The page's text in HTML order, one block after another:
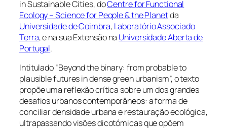
in Sustainable Cities, doCentre for Functional
Ecology – Science for People & the Planetda
Universidade de Coimbra, Laboratório Associado
Terra, e na sua Extensão na Universidade Aberta de
Portugal.
Intitulado “Beyond the binary: from probable to
plausible futures in dense green urbanism”, o texto
propõe uma reflexão crítica sobre um dos grandes
desafios urbanos contemporâneos: a forma de
conciliar densidade urbana e restauração ecológica,
ultrapassando visões dicotómicas que opõem